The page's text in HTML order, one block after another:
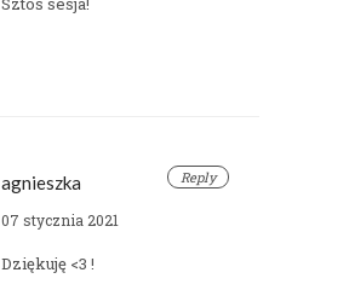
Reply
agnieszka
07 stycznia 2021
Dziękuję <3 !